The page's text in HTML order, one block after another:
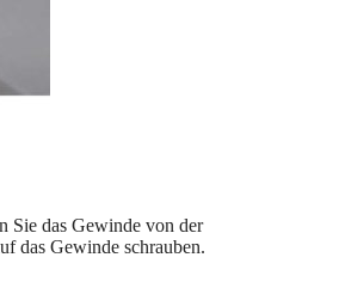
Sie das Gewinde von der
das Gewinde schrauben.